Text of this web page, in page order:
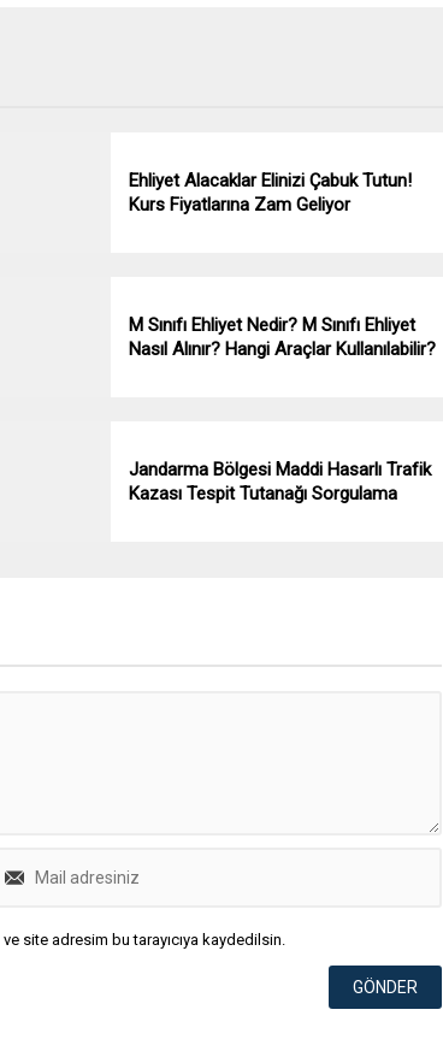
Ehliyet Alacaklar Elinizi Çabuk Tutun!
Kurs Fiyatlarına Zam Geliyor
M Sınıfı Ehliyet Nedir? M Sınıfı Ehliyet
Nasıl Alınır? Hangi Araçlar Kullanılabilir?
Jandarma Bölgesi Maddi Hasarlı Trafik
Kazası Tespit Tutanağı Sorgulama
site adresim bu tarayıcıya kaydedilsin.